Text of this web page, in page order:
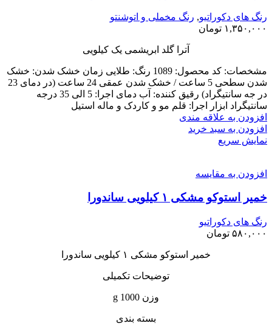
رنگ های دکوراتیو, رنگ مخملی و اتوشنتو
۱,۳۵۰,۰۰۰ تومان
آترا گلد ابریشمی یک کیلویی
مشخصات: کد محصول: 1089 رنگ: طلایی زمان خشک شدن: خشک
شدن سطحی 5 ساعت / خشک شدن عمقی 24 ساعت (در دمای 23
در جه سانتیگراد) رقیق کننده: آب دمای اجرا: 5 الی 35 درجه
سانتیگراد ابزار اجرا: قلم مو و کاردک و ماله استیل
افزودن به علاقه مندی
افزودن به سبد خرید
نمایش سریع
افزودن به مقایسه
خمیر استوکو مشکی ۱ کیلویی ساندورا
رنگ های دکوراتیو
۵۸۰,۰۰۰ تومان
خمیر استوکو مشکی ۱ کیلویی ساندورا
توضیحات تکمیلی
وزن 1000 g
بسته بندی